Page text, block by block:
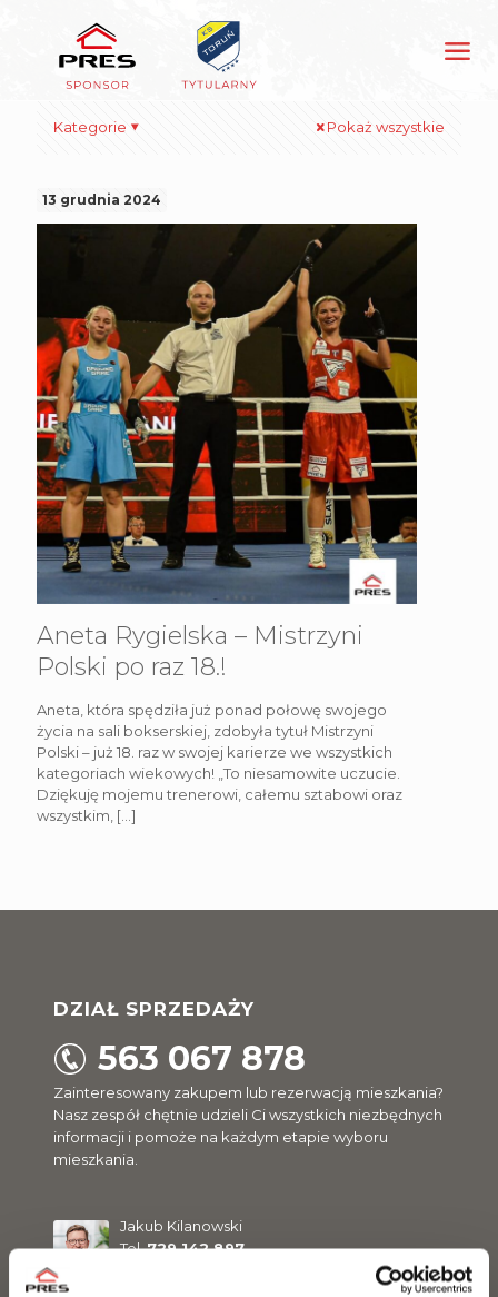
Kategorie Pokaż wszystkie
13 grudnia 2024
Aneta Rygielska – Mistrzyni
Polski po raz 18.!
Aneta, która spędziła już ponad połowę swojego
życia na sali bokserskiej, zdobyła tytuł Mistrzyni
Polski – już 18. raz w swojej karierze we wszystkich
kategoriach wiekowych! „To niesamowite uczucie.
Dziękuję mojemu trenerowi, całemu sztabowi oraz
wszystkim, […]
DZIAŁ SPRZEDAŻY
563 067 878
Zainteresowany zakupem lub rezerwacją mieszkania?
Nasz zespół chętnie udzieli Ci wszystkich niezbędnych
informacji i pomoże na każdym etapie wyboru
mieszkania.
Jakub Kilanowski
Tel.729 142 897